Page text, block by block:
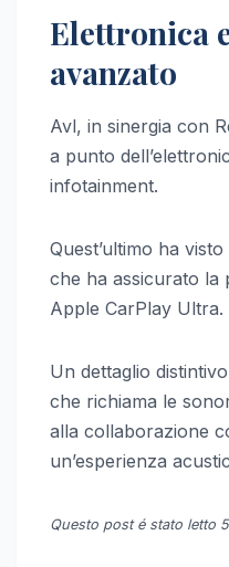
Elettronica
avanzato
Avl, in sinergia con
a punto
infotainment.
Quest’ultimo ha
che ha assicurato la
Apple CarPlay Ultra.
Un dettaglio
che richiama le
alla collaborazione
un’esperienza
Questo post é stato letto